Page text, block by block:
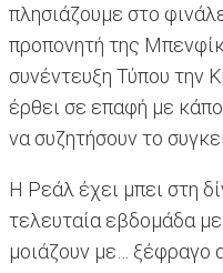
πλησιάζουμε στο
προπονητή της
συνέντευξη Τύπου την
έρθει σε επαφή με
να συζητήσουν το
Η Ρεάλ έχει μπει στη
τελευταία εβδομάδα
μοιάζουν με… ξέφραγο